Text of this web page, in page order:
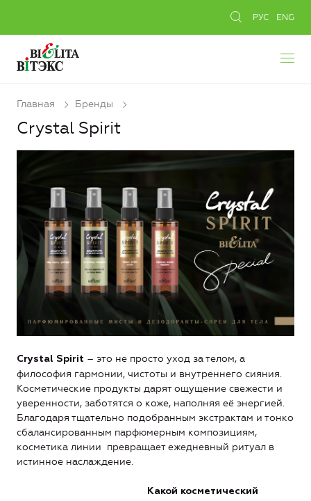
РУС ENG
Главная Бренды
Crystal Spirit
Crystal Spirit – это не просто уход за телом, а
философия гармонии, чистоты и внутреннего сияния.
Косметические продукты дарят ощущение свежести и
уверенности, заботятся о коже, наполняя её энергией.
Благодаря тщательно подобранным экстрактам и тонко
сбалансированным парфюмерным композициям,
косметика линии превращает ежедневный ритуал в
истинное наслаждение.
Какой косметический